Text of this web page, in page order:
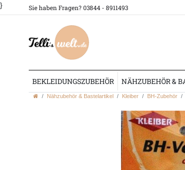
} Sie haben Fragen? 03844 - 8911493
BEKLEIDUNGSZUBEHÖR NÄHZUBEHÖR &
Nähzubehör & Bastelartikel Kleiber BH-Zubehör